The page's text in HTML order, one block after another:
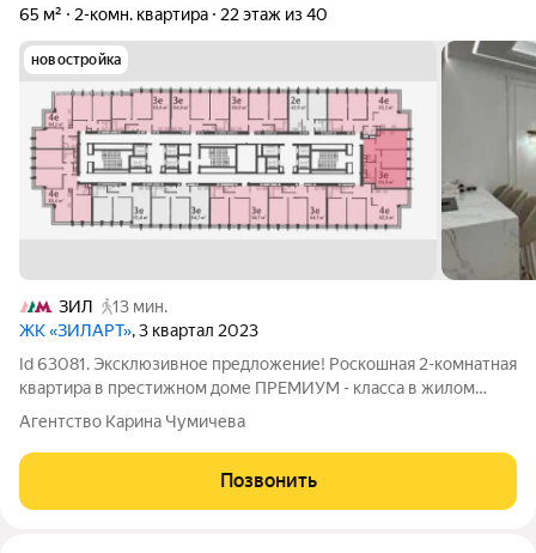
65 м² 2-комн. квартира 22 этаж из 40
новостройка
ЗИЛ
13 мин.
ЖК «ЗИЛАРТ», 3 квартал 2023
Id 63081. Эксклюзивное предложение! Роскошная 2-комнатная
квартира в престижном доме ПРЕМИУМ - класса в жилом
комплексе "ЗИЛАРТ" Откройте для себя уникальную
возможность стать хозяином стильной, светлой и полностью
оборудованной квартиры в самом
Агентство Карина Чумичева
Позвонить